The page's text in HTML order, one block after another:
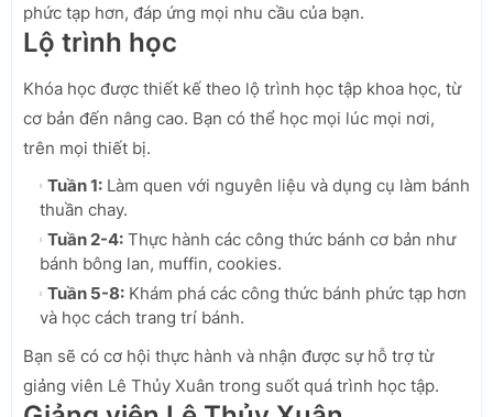
phức tạp hơn, đáp ứng mọi nhu cầu của bạn.
Lộ trình học
Khóa học được thiết kế theo lộ trình học tập khoa học, từ
cơ bản đến nâng cao. Bạn có thể học mọi lúc mọi nơi,
trên mọi thiết bị.
Tuần 1: Làm quen với nguyên liệu và dụng cụ làm bánh
thuần chay.
Tuần 2-4: Thực hành các công thức bánh cơ bản như
bánh bông lan, muffin, cookies.
Tuần 5-8: Khám phá các công thức bánh phức tạp hơn
và học cách trang trí bánh.
Bạn sẽ có cơ hội thực hành và nhận được sự hỗ trợ từ
giảng viên Lê Thủy Xuân trong suốt quá trình học tập.